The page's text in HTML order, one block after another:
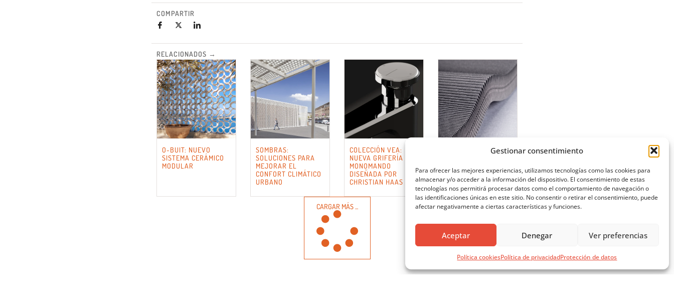
Gestionar consentimiento
Para ofrecer las mejores experiencias, utilizamos tecnologías como las cookies para
almacenar y/o acceder a la información del dispositivo. El consentimiento de estas
tecnologías nos permitirá procesar datos como el comportamiento de navegación o
las identificaciones únicas en este sitio. No consentir o retirar el consentimiento, puede
afectar negativamente a ciertas características y funciones.
Aceptar Denegar Ver preferencias
Política cookiesPolítica de privacidadProtección de datos
COMPARTIR
RELACIONADOS →
O-BUIT: NUEVO
SISTEMA CERÁMICO
MODULAR
SOMBRAS:
SOLUCIONES PARA
MEJORAR EL
CONFORT CLIMÁTICO
URBANO
COLECCIÓN VEA:
NUEVA GRIFERÍA
MONOMANDO
DISEÑADA POR
CHRISTIAN HAAS
CORTINAS PLISADAS,
PARA CONTROL
SOLAR
CARGAR MÁS ...